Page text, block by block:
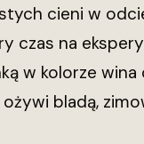
cieni w
czas na
w kolorze wina
bladą,